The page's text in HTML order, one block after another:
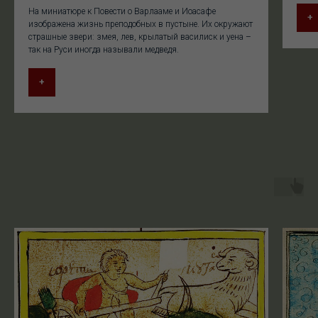
На миниатюре к Повести о Варлааме и Иоасафе
изображена жизнь преподобных в пустыне. Их окружают
страшные звери: змея, лев, крылатый василиск и уена –
так на Руси иногда называли медведя.
+
+